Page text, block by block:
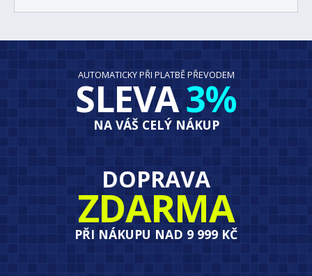
AUTOMATICKY PŘI PLATBĚ PŘEVODEM
SLEVA3%
NA VÁŠ CELÝ NÁKUP
DOPRAVA
ZDARMA
PŘI NÁKUPU NAD 9 999 KČ